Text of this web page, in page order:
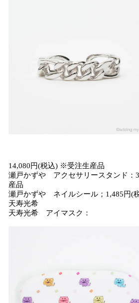
14,080円(税込) ※受注生産品
瀬戸かずや アクセサリースタンド：
産品
瀬戸かずや ネイルシール；1,485円(
天寿光希
天寿光希 アイマスク：